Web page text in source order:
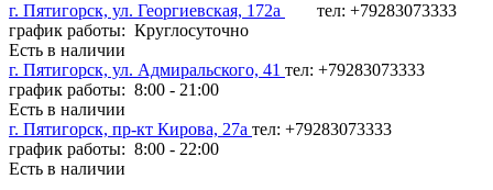
г. Пятигорск, ул. Георгиевская, 172а
тел: +79283073333
график работы: Круглосуточно
Есть в наличии
г. Пятигорск, ул. Адмиральского, 41 тел: +79283073333
график работы: 8:00 - 21:00
Есть в наличии
г. Пятигорск, пр-кт Кирова, 27а тел: +79283073333
график работы: 8:00 - 22:00
Есть в наличии